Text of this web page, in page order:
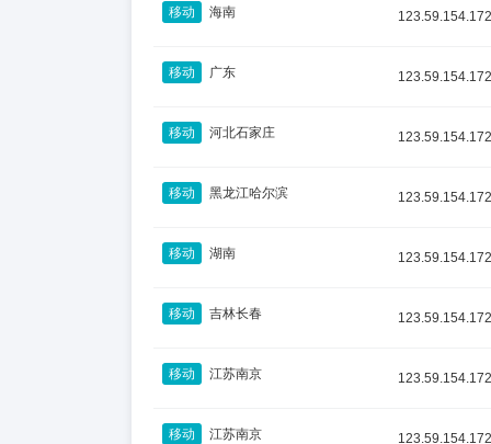
移动 海南 123.59.154.172
移动 广东 123.59.154.172
移动 河北石家庄 123.59.154.172
移动 黑龙江哈尔滨 123.59.154.172
移动 湖南 123.59.154.172
移动 吉林长春 123.59.154.172
移动 江苏南京 123.59.154.172
移动 江苏南京 123.59.154.172